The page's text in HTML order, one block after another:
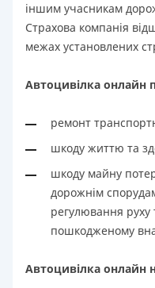
іншим учасникам
Страхова компанія
межах установлених
Автоцивілка онлайн
ремонт
шкоду життю та
шкоду майну
дорожнім
регулювання
пошкодженому
Автоцивілка онлайн